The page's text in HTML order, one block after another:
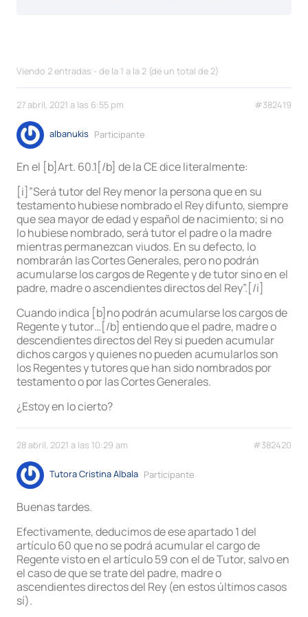
Viendo 2 entradas - de la 1 a la 2 (de un total de 2)
27 abril, 2021 a las 6:55 pm #382419
albanukis Participante
En el [b]Art. 60.1[/b] de la CE dice literalmente:
[i]”Será tutor del Rey menor la persona que en su
testamento hubiese nombrado el Rey difunto, siempre
que sea mayor de edad y español de nacimiento; si no
lo hubiese nombrado, será tutor el padre o la madre
mientras permanezcan viudos. En su defecto, lo
nombrarán las Cortes Generales, pero no podrán
acumularse los cargos de Regente y de tutor sino en el
padre, madre o ascendientes directos del Rey”.[/i]
Cuando indica [b]no podrán acumularse los cargos de
Regente y tutor…[/b] entiendo que el padre, madre o
descendientes directos del Rey si pueden acumular
dichos cargos y quienes no pueden acumularlos son
los Regentes y tutores que han sido nombrados por
testamento o por las Cortes Generales.
¿Estoy en lo cierto?
28 abril, 2021 a las 10:29 am #382420
Tutora Cristina Albala Participante
Buenas tardes.
Efectivamente, deducimos de ese apartado 1 del
artículo 60 que no se podrá acumular el cargo de
Regente visto en el artículo 59 con el de Tutor, salvo en
el caso de que se trate del padre, madre o
ascendientes directos del Rey (en estos últimos casos
sí).